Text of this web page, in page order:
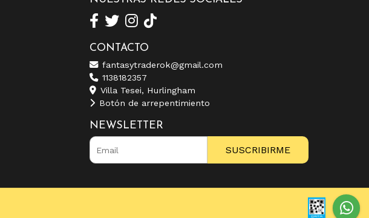
CONTACTO
fantasytraderok@gmail.com
1138182357
Villa Tesei, Hurlingham
Botón de arrepentimiento
NEWSLETTER
SUSCRIBIRME